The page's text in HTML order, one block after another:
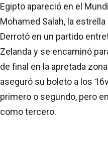
Egipto apareció en el
Mohamed Salah, la
Derrotó en un partido
Zelanda y se encaminó
de final en la apretada
aseguró su boleto a los
primero o segundo, pero
como tercero.